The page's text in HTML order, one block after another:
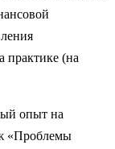
практике (на
опыт на
«Проблемы